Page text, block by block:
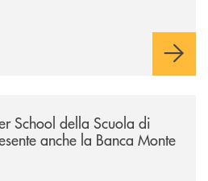
School della Scuola di
anche la Banca Monte